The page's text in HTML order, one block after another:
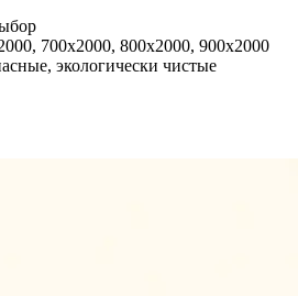
700x2000, 800x2000, 900x2000
экологически чистые